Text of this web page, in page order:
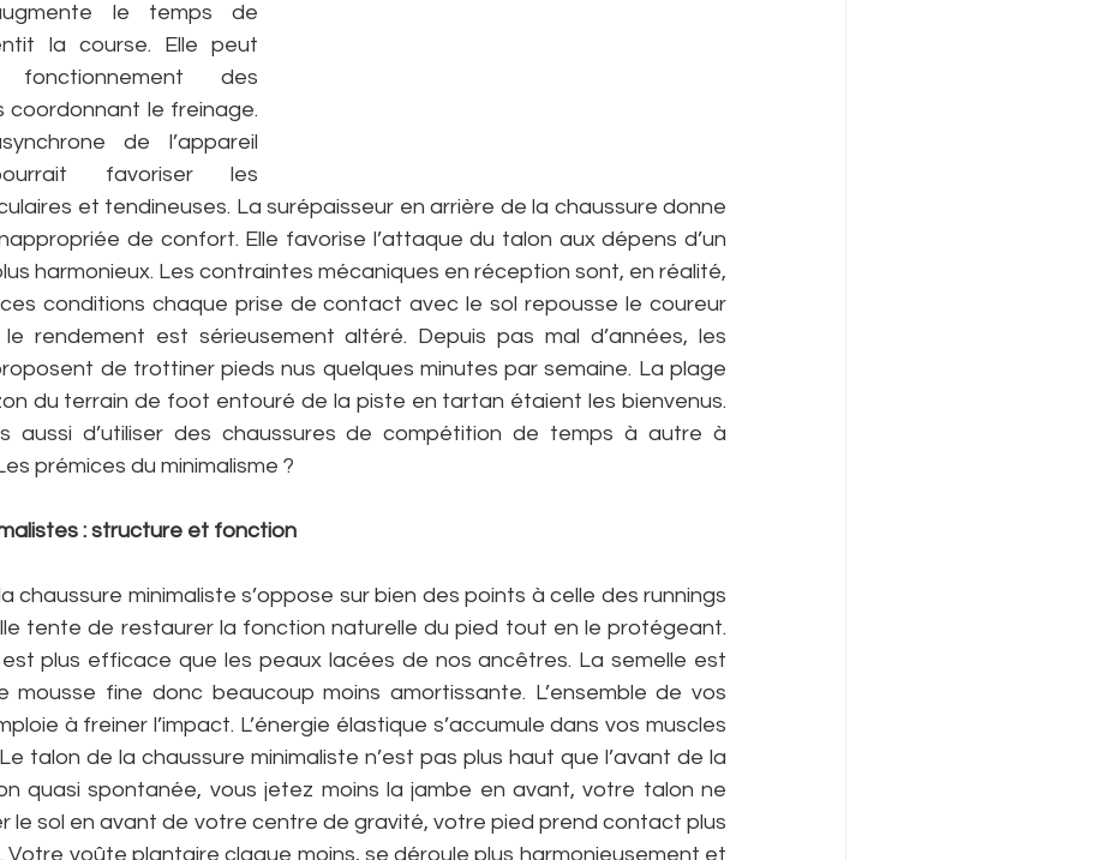
le temps de
la course. Elle peut
des
coordonnant le freinage.
de l’appareil
favoriser les
et tendineuses. La surépaisseur en arrière de la chaussure donne
de confort. Elle favorise l’attaque du talon aux dépens d’un
harmonieux. Les contraintes mécaniques en réception sont, en réalité,
conditions chaque prise de contact avec le sol repousse le coureur
le rendement est sérieusement altéré. Depuis pas mal d’années, les
de trottiner pieds nus quelques minutes par semaine. La plage
du terrain de foot entouré de la piste en tartan étaient les bienvenus.
aussi d’utiliser des chaussures de compétition de temps à autre à
prémices du minimalisme ?
: structure et fonction
chaussure minimaliste s’oppose sur bien des points à celle des runnings
tente de restaurer la fonction naturelle du pied tout en le protégeant.
est plus efficace que les peaux lacées de nos ancêtres. La semelle est
mousse fine donc beaucoup moins amortissante. L’ensemble de vos
à freiner l’impact. L’énergie élastique s’accumule dans vos muscles
talon de la chaussure minimaliste n’est pas plus haut que l’avant de la
quasi spontanée, vous jetez moins la jambe en avant, votre talon ne
le sol en avant de votre centre de gravité, votre pied prend contact plus
Votre voûte plantaire claque moins, se déroule plus harmonieusement et